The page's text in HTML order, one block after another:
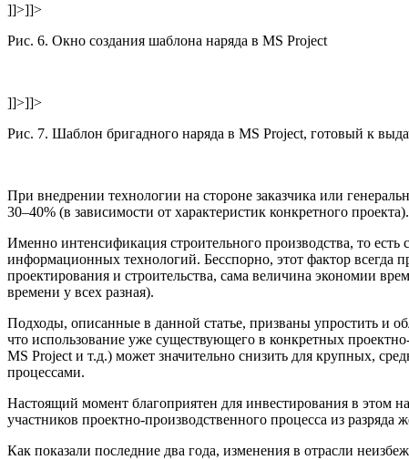
]]>]]>
Рис. 6. Окно создания шаблона наряда в MS Project
]]>]]>
Рис. 7. Шаблон бригадного наряда в MS Project, готовый к
При внедрении технологии на стороне заказчика или
30–40% (в зависимости от характеристик конкретного проекта).
Именно интенсификация строительного производства, то
информационных технологий. Бесспорно, этот фактор всегда
проектирования и строительства, сама величина экономии
времени у всех разная).
Подходы, описанные в данной статье, призваны упростить и
что использование уже существующего в конкретных
MS Project и т.д.) может значительно снизить для крупных,
процессами.
Настоящий момент благоприятен для инвестирования в этом
участников проектно-производственного процесса из
Как показали последние два года, изменения в отрасли